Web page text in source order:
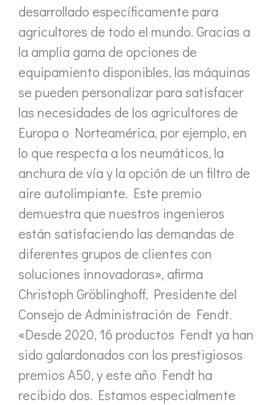
desarrollado específicamente para
agricultores de todo el mundo. Gracias a
la amplia gama de opciones de
equipamiento disponibles, las máquinas
se pueden personalizar para satisfacer
las necesidades de los agricultores de
Europa o Norteamérica, por ejemplo, en
lo que respecta a los neumáticos, la
anchura de vía y la opción de un filtro de
aire autolimpiante. Este premio
demuestra que nuestros ingenieros
están satisfaciendo las demandas de
diferentes grupos de clientes con
soluciones innovadoras», afirma
Christoph Gröblinghoff, Presidente del
Consejo de Administración de Fendt.
«Desde 2020, 16 productos Fendt ya han
sido galardonados con los prestigiosos
premios A50, y este año Fendt ha
recibido dos. Estamos especialmente